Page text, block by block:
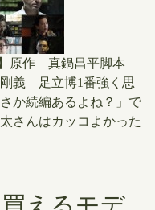
】原作 真鍋昌平脚本
義 足立博1番強く思
か続編あるよね？」で
さんはカッコよかった